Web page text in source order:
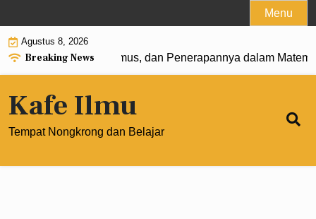
to
content
Menu
Agustus 8, 2026
Breaking News
0: Pengertian, Rumus, dan Penerapannya dalam
Kafe Ilmu
Tempat Nongkrong dan Belajar